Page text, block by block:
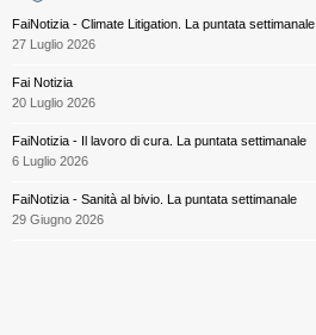
FaiNotizia - Climate Litigation. La puntata settimanale
27 Luglio 2026
Fai Notizia
20 Luglio 2026
FaiNotizia - Il lavoro di cura. La puntata settimanale
6 Luglio 2026
FaiNotizia - Sanità al bivio. La puntata settimanale
29 Giugno 2026